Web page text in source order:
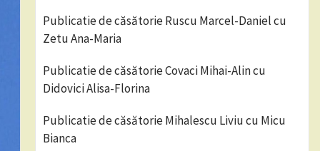
Publicatie de căsătorie Ruscu Marcel-Daniel cu
Zetu Ana-Maria
Publicatie de căsătorie Covaci Mihai-Alin cu
Didovici Alisa-Florina
Publicatie de căsătorie Mihalescu Liviu cu Micu
Bianca